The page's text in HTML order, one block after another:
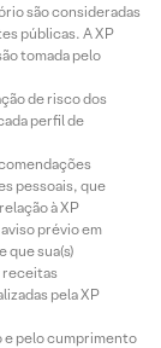
são consideradas
públicas. A XP
tomada pelo
de risco dos
perfil de
pessoais, que
à XP
prévio em
que sua(s)
receitas
pela XP
e pelo cumprimento